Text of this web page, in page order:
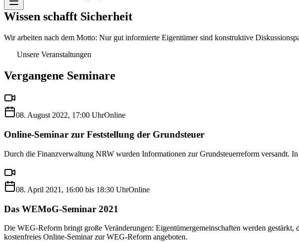
Wissen schafft Sicherheit
Wir arbeiten nach dem Motto: Nur gut informierte Eigentümer sind konstruktive
Unsere Veranstaltungen
Vergangene Seminare
08. August 2022, 17:00 UhrOnline
Online-Seminar zur Feststellung der Grundsteuer
Durch die Finanzverwaltung NRW wurden Informationen zur Grundsteuerreform versandt.
08. April 2021, 16:00 bis 18:30 UhrOnline
Das WEMoG-Seminar 2021
Die WEG-Reform bringt große Veränderungen: Eigentümergemeinschaften werden
kostenfreies Online-Seminar zur WEG-Reform angeboten.